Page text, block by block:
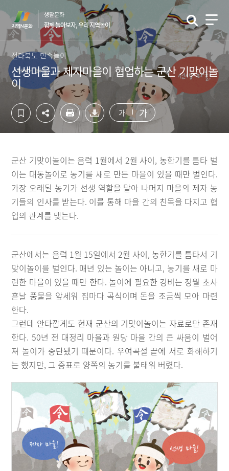
츠
영
역
로
영
역
바
가
생활문화
함께 놀아보자, 우리 지역놀이
전라북도 민속놀이
선생마을과 제자마을이 협업하는 군산 기맞이놀
이
가 가
군산 기맞이놀이는 음력 1월에서 2월 사이, 농한기를 틈타 벌
이는 대동놀이로 농기를 새로 만든 마을이 있을 때만 벌인다.
가장 오래된 농기가 선생 역할을 맡아 나머지 마을의 제자 농
기들의 인사를 받는다. 이를 통해 마을 간의 친목을 다지고 협
업의 관계를 맺는다.
군산에서는 음력 1월 15일에서 2월 사이, 농한기를 틈타서 기
맞이놀이를 벌인다. 매년 있는 놀이는 아니고, 농기를 새로 마
련한 마을이 있을 때만 한다. 놀이에 필요한 경비는 정월 초사
흗날 풍물을 앞세워 집마다 곡식이며 돈을 조금씩 모아 마련
한다.
그런데 안타깝게도 현재 군산의 기맞이놀이는 자료로만 존재
한다. 50년 전 대정리 마을과 원당 마을 간의 큰 싸움이 벌어
져 놀이가 중단됐기 때문이다. 우여곡절 끝에 서로 화해하기
는 했지만, 그 증표로 양쪽의 농기를 불태워 버렸다.